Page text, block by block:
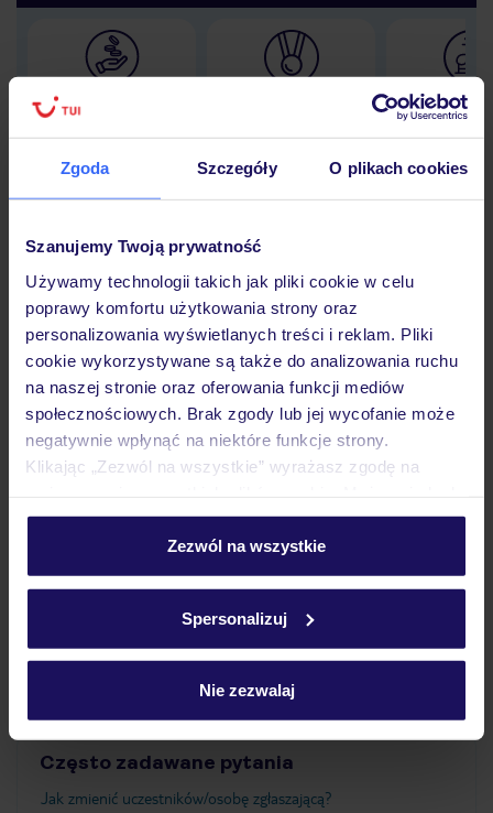
Zgoda Szczegóły O plikach cookies
Szanujemy Twoją prywatność
Używamy technologii takich jak pliki cookie w celu
poprawy komfortu użytkowania strony oraz
personalizowania wyświetlanych treści i reklam. Pliki
cookie wykorzystywane są także do analizowania ruchu
na naszej stronie oraz oferowania funkcji mediów
społecznościowych. Brak zgody lub jej wycofanie może
negatywnie wpłynąć na niektóre funkcje strony.
Klikając „Zezwól na wszystkie” wyrażasz zgodę na
personalizować swój wybór wchodząc w zakładkę
Szczegółowe informacje o plikach cookie znajdziesz
Zezwól na wszystkie
Spersonalizuj
Nie zezwalaj
Lider niskich cen 30 lat w
Hotel
Opinie
Pokoje
Atrakcje
Ważne informacje
Często zadawane pytania
Jak zmienić uczestników/osobę zgłaszającą?